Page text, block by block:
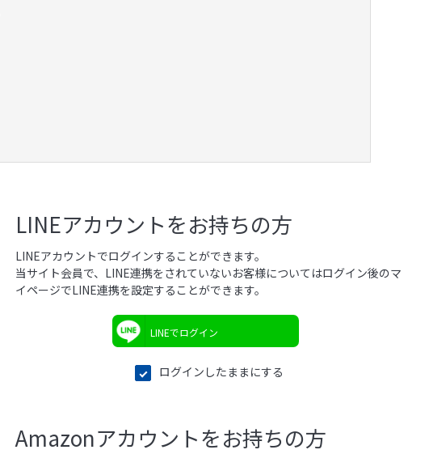
LINEアカウントをお持ちの方
LINEアカウントでログインすることができます。
当サイト会員で、LINE連携をされていないお客様についてはログイン後のマ
イページでLINE連携を設定することができます。
LINEでログイン
ログインしたままにする
Amazonアカウントをお持ちの方